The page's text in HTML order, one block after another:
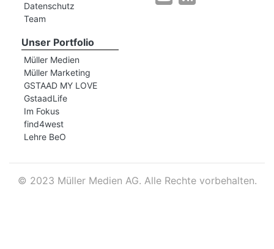
Datenschutz
Team
Unser Portfolio
Müller Medien
Müller Marketing
GSTAAD MY LOVE
GstaadLife
Im Fokus
find4west
Lehre BeO
© 2023 Müller Medien AG. Alle Rechte vorbehalten.